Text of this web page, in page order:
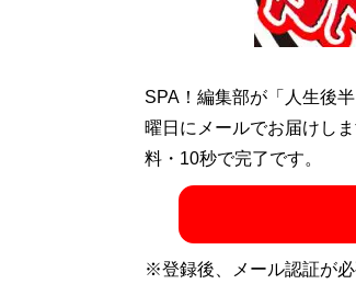
@RyotaYasui
SPA！編集部が「人生後
曜日にメールでお届けし
料・10秒で完了です。
※登録後、メール認証が必